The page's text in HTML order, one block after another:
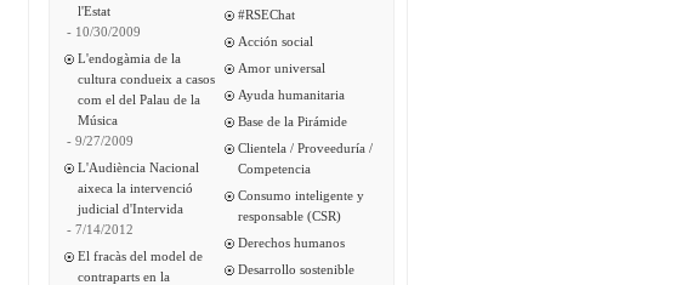
l'Estat
- 10/30/2009
L'endogàmia de la
cultura condueix a casos
com el del Palau de la
Música
- 9/27/2009
L'Audiència Nacional
aixeca la intervenció
judicial d'Intervida
- 7/14/2012
El fracàs del model de
contraparts en la
#RSEChat
Acción social
Amor universal
Ayuda humanitaria
Base de la Pirámide
Clientela / Proveeduría /
Competencia
Consumo inteligente y
responsable (CSR)
Derechos humanos
Desarrollo sostenible